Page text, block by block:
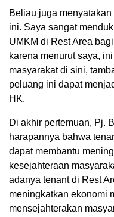
Beliau juga
ini. Saya sangat
UMKM di Rest Area
karena menurut saya,
masyarakat di sini,
peluang ini dapat
HK.
Di akhir pertemuan, Pj.
harapannya bahwa
dapat membantu
kesejahteraan
adanya tenant di Rest
meningkatkan ekonomi
mensejahterakan